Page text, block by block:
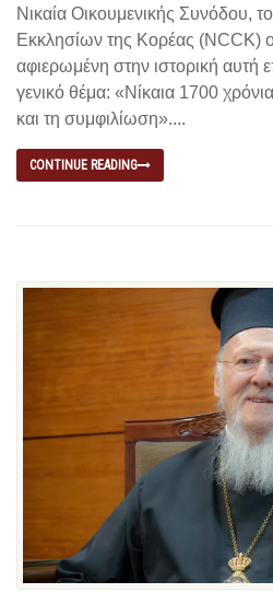
Νικαία Οικουμενικής Συνόδου,
Εκκλησίων της Κορέας (ΝCCK)
αφιερωμένη στην ιστορική αυτή
γενικό θέμα: «Νίκαια 1700
και τη συμφιλίωση»....
CONTINUE READING